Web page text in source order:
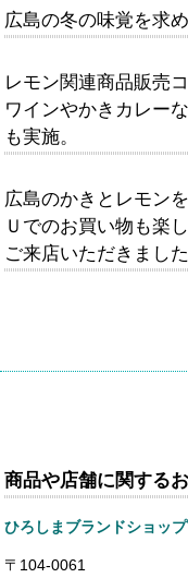
広島の冬の味覚を求
レモン関連商品販売
ワインやかきカレー
も実施。
広島のかきとレモン
Ｕでのお買い物も楽
ご来店いただきました
商品や店舗に関する
ひろしまブランドショッ
〒104-0061